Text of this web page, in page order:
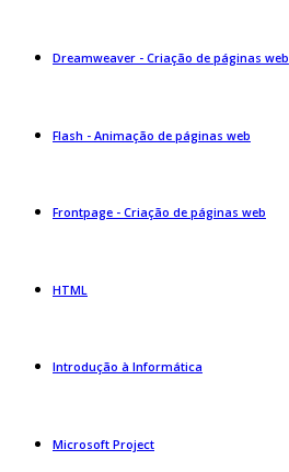
Dreamweaver - Criação de páginas web
Flash - Animação de páginas web
Frontpage - Criação de páginas web
HTML
Introdução à Informática
Microsoft Project